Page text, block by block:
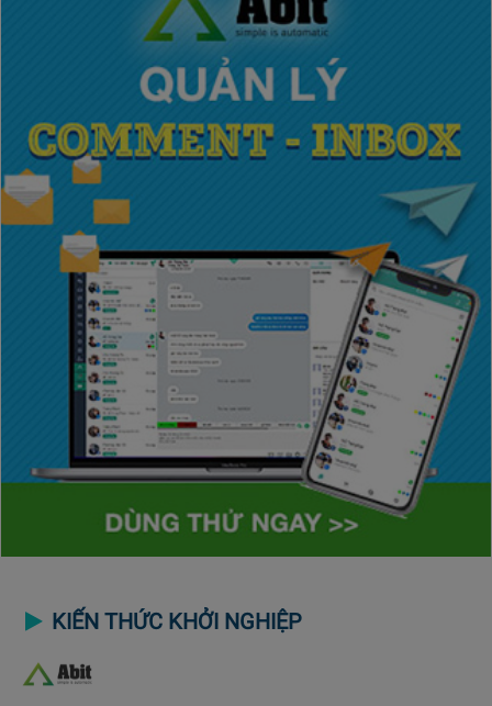
KIẾN THỨC KHỞI NGHIỆP